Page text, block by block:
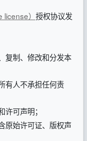
） 授权协议发
复制、修改和分发本
有人不承担任何责
可声明；
原始许可证、版权声